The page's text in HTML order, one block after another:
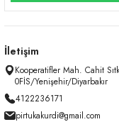
İletişim
Kooperatifler Mah. Cahit
0FİS/Yenişehir/Diyarbakır
4122236171
pirtukakurdi@gmail.com